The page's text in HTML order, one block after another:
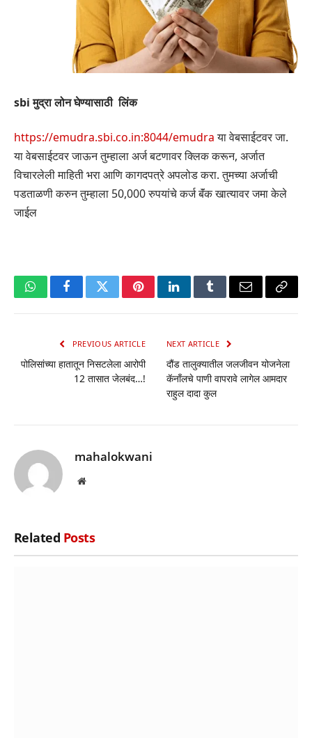
sbi मुद्रा लोन घेण्यासाठी लिंक
https://emudra.sbi.co.in:8044/emudraया वेबसाईटवर जा.
या वेबसाईटवर जाऊन तुम्हाला अर्ज बटणावर क्लिक करून, अर्जात
विचारलेली माहिती भरा आणि कागदपत्रे अपलोड करा. तुमच्या अर्जाची
पडताळणी करुन तुम्हाला 50,000 रुपयांचे कर्ज बॅंक खात्यावर जमा केले
जाईल
WhatsAppFacebookTwitterPinterestLinkedInTumblrEmail Copy
PREVIOUS ARTICLE
पोलिसांच्या हातातून निसटलेला आरोपी
12 तासात जेलबंद…!
NEXT ARTICLE
दौंड तालुक्यातील जलजीवन योजनेला
कॅनाँलचे पाणी वापरावे लागेल आमदार
राहुल दादा कुल
mahalokwani
Website
Related Posts